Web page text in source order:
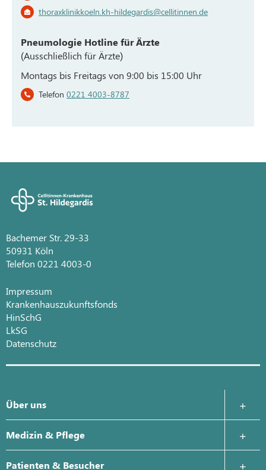
thoraxklinikkoeln.kh-hildegardis@cellitinnen.de
Pneumologie Hotline für Ärzte
(Ausschließlich für Ärzte)
Montags bis Freitags von 9:00 bis 15:00 Uhr
Telefon 0221 4003-8787
Bachemer Str. 29-33
50931 Köln
Telefon 0221 4003-0
Impressum
Krankenhauszukunftsfonds
HinSchG
LkSG
Datenschutz
Über uns
Krankenhausleitung
Was uns wichtig ist
Medizin & Pflege
Zentrale Notaufnahme
Patienten & Besucher